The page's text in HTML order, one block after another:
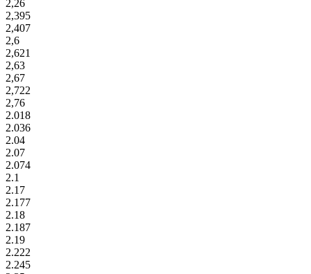
2,26
2,395
2,407
2,6
2,621
2,63
2,67
2,722
2,76
2.018
2.036
2.04
2.07
2.074
2.1
2.17
2.177
2.18
2.187
2.19
2.222
2.245